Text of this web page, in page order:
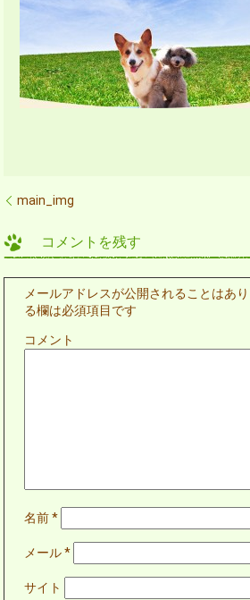
main_img
コメントを残す
メールアドレスが公開されることはあり
る欄は必須項目です
コメント
名前*
メール*
サイト